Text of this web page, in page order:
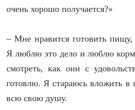
очень хорошо получается?»
– Мне нравится готовить
Я люблю это дело и люблю
смотреть, как они с
готовлю. Я стараюсь вложить в
всю свою душу.